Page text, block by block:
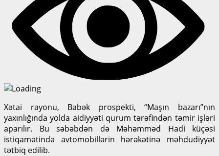
Xətai rayonu, Babək prospekti, “Maşın bazarı”nın
yaxınlığında yolda aidiyyəti qurum tərəfindən təmir işləri
aparılır. Bu səbəbdən də Məhəmməd Hadi küçəsi
istiqamətində avtomobillərin hərəkətinə məhdudiyyət
tətbiq edilib.